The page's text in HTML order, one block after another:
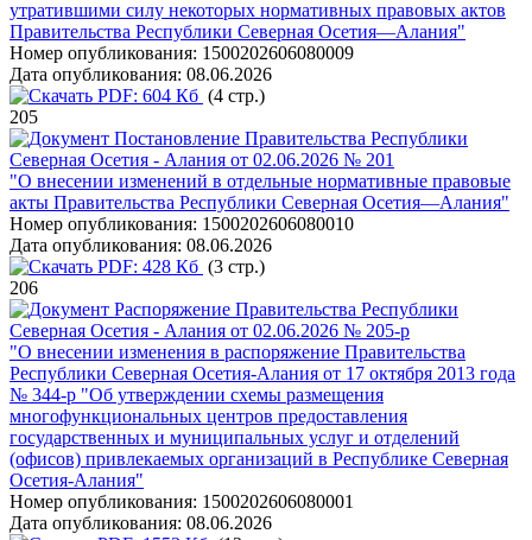
утратившими силу некоторых нормативных правовых актов
Правительства Республики Северная Осетия—Алания"
Номер опубликования: 1500202606080009
Дата опубликования: 08.06.2026
PDF: 604 Кб (4 стр.)
205
Постановление Правительства Республики
Северная Осетия - Алания от 02.06.2026 № 201
"О внесении изменений в отдельные нормативные правовые
акты Правительства Республики Северная Осетия—Алания"
Номер опубликования: 1500202606080010
Дата опубликования: 08.06.2026
PDF: 428 Кб (3 стр.)
206
Распоряжение Правительства Республики
Северная Осетия - Алания от 02.06.2026 № 205-р
"О внесении изменения в распоряжение Правительства
Республики Северная Осетия-Алания от 17 октября 2013 года
№ 344-р "Об утверждении схемы размещения
многофункциональных центров предоставления
государственных и муниципальных услуг и отделений
(офисов) привлекаемых организаций в Республике Северная
Осетия-Алания"
Номер опубликования: 1500202606080001
Дата опубликования: 08.06.2026